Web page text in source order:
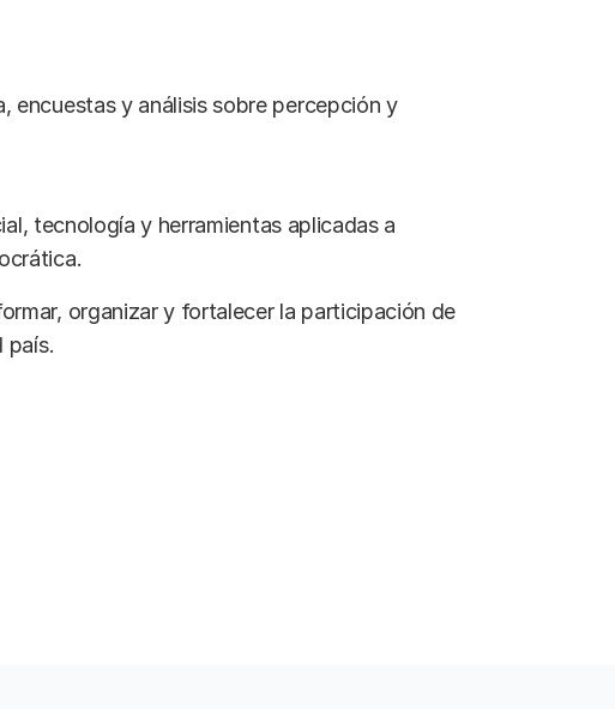
encuestas y análisis sobre percepción y
tecnología y herramientas aplicadas a
organizar y fortalecer la participación de
país.